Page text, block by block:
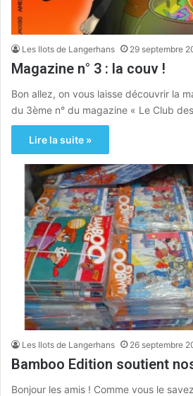
Les Ilots de Langerhans 29 septembre
Magazine n° 3 : la couv !
Bon allez, on vous laisse découvrir la
du 3ème n° du magazine « Le Club
Lire la suite »
Les Ilots de Langerhans 26 septembre
Bamboo Edition soutient
Bonjour les amis ! Comme vous le